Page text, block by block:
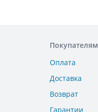
Покупателям
Оплата
Доставка
Возврат
Гарантии